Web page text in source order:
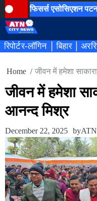
Skip
to
content
पटना मंडल की ओर से
रिपोर्टर-लॉगिन बिहार
Home जीवन में हमेशा
जीवन में हमेशा
आनन्द मिश्र
December 22, 2025 by